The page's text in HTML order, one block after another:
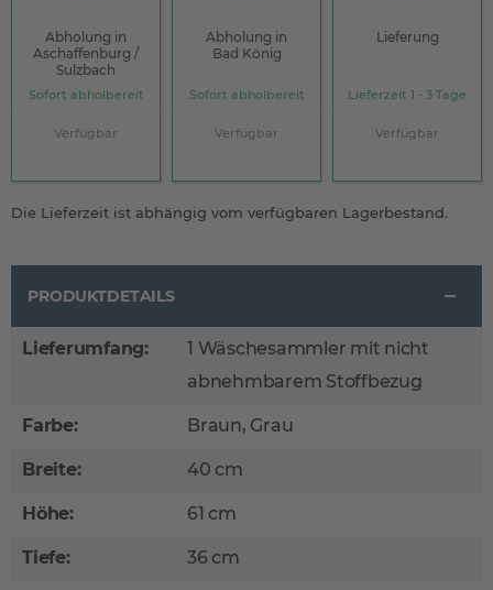
Abholung in
Aschaffenburg /
Sulzbach
Sofort abholbereit
Verfügbar
Abholung in
Bad König
Sofort abholbereit
Verfügbar
Lieferung
Lieferzeit 1 - 3 Tage
Verfügbar
Die Lieferzeit ist abhängig vom verfügbaren Lagerbestand.
PRODUKTDETAILS
Lieferumfang:
1 Wäschesammler mit nicht
abnehmbarem Stoffbezug
Farbe: Braun, Grau
Breite: 40 cm
Höhe: 61 cm
Tiefe: 36 cm